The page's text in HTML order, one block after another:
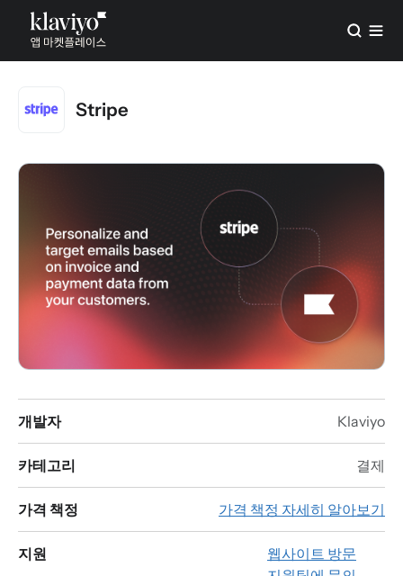
Stripe
개발자 Klaviyo
카테고리 결제
가격 책정 가격 책정 자세히 알아보기
지원
웹사이트 방문